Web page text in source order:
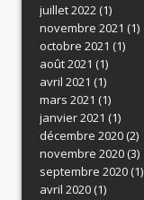
juillet 2022(1)
novembre 2021 (1)
octobre 2021 (1)
août 2021 (1)
avril 2021 (1)
mars 2021 (1)
janvier 2021 (1)
décembre 2020(2)
novembre 2020(3)
septembre 2020(1)
avril 2020(1)